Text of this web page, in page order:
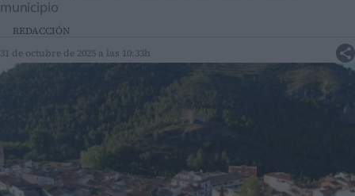
municipio
REDACCIÓN
31 de octubre de 2025 a las 10:33h